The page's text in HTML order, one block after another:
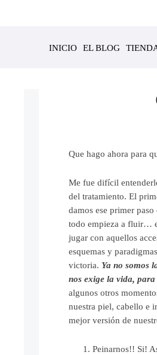
INICIO EL BLOG
Que hago ahora para
Me fue difícil
del tratamiento. El
damos ese primer
todo empieza a fluir…
jugar con aquellos
esquemas y
victoria. Ya no somos
nos exige la vida,
algunos otros
nuestra piel, cabello e
mejor versión de
Peinarnos!! Si!